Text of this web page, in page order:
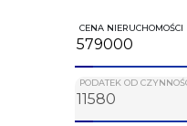
CENA NIERUCHOMOŚCI
PODATEK OD